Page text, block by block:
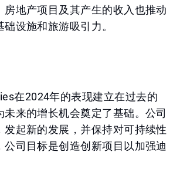
房地产项目及其产生的收入也推动
设施和旅游吸引力。
在2024年的表现建立在过去的
未来的增长机会奠定了基础。公司
发起新的发展，并保持对可持续性
公司目标是创造创新项目以加强迪